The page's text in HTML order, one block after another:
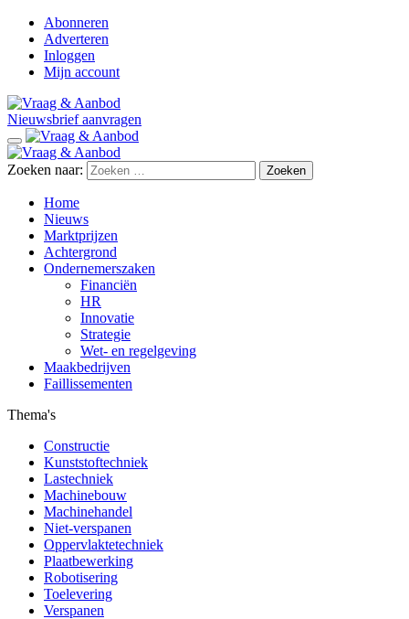
Abonneren
Adverteren
Inloggen
Mijn account
Nieuwsbrief aanvragen
Zoeken naar:
Home
Nieuws
Marktprijzen
Achtergrond
Ondernemerszaken
Financiën
HR
Innovatie
Strategie
Wet- en regelgeving
Maakbedrijven
Faillissementen
Thema's
Constructie
Kunststoftechniek
Lastechniek
Machinebouw
Machinehandel
Niet-verspanen
Oppervlaktetechniek
Plaatbewerking
Robotisering
Toelevering
Verspanen